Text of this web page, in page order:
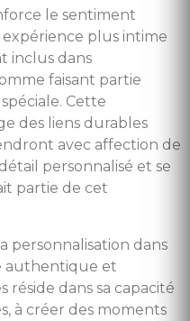
le sentiment
plus intime
inclus dans
faisant partie
Cette
des liens durables
avec affection de
personnalisé et se
partie de cet
personnalisation dans
authentique et
dans sa capacité
à créer des moments